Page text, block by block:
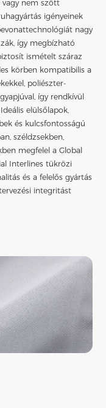
vagy nem szőtt
igényeinek
nagy
így megbízható
ismételt száraz
körben kompatibilis a
poliészter-
így rendkívül
elülsőlapok,
és kulcsfontosságú
széldzsekben,
megfelel a Global
Interlines tükrözi
és a felelős gyártás
integritást